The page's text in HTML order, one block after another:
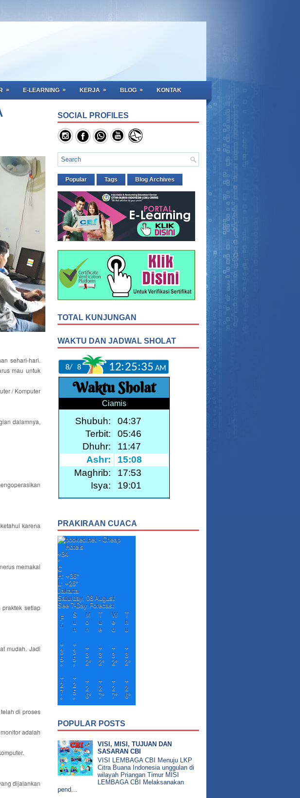
» E-LEARNING » KERJA » BLOG » KONTAK
sehari-hari.
mau untuk
/ Komputer
dalamnya,
karena
memakai
setiap
mudah. Jadi
di proses
adalah
dijalankan
SOCIAL PROFILES
Popular Tags Blog Archives
TOTAL KUNJUNGAN
WAKTU DAN JADWAL SHOLAT
PRAKIRAAN CUACA
+34
°
C
H: +36°
L: +26°
Jakarta
Saturday, 08 August
See 7-Day Forecast
F
ri
S
u
n
M
o
n
T
u
e
W
e
d
T
h
u
+
3
5
°
+
3
5
°
+
3
2°
+
3
2°
+
3
2°
+
3
2°
+
2
7
°
+
2
5
°
+
2
6°
+
2
7°
+
2
7°
+
2
6°
POPULAR POSTS
VISI, MISI, TUJUAN DAN
SASARAN CBI
VISI LEMBAGA CBI Menuju LKP
Citra Buana Indonesia unggulan di
wilayah Priangan Timur MISI
LEMBAGA CBI Melaksanakan
pend...